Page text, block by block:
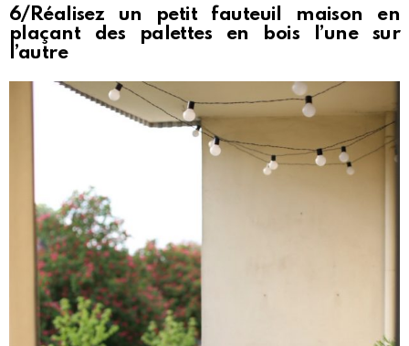
6/Réalisez un petit fauteuil maison en
plaçant des palettes en bois l’une sur
l’autre